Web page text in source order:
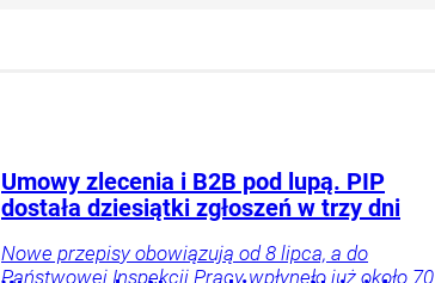
Umowy zlecenia i B2B pod lupą. PIP
dostała dziesiątki zgłoszeń w trzy dni
Nowe przepisy obowiązują od 8 lipca, a do
Państwowej Inspekcji Pracy wpłynęło już około 70